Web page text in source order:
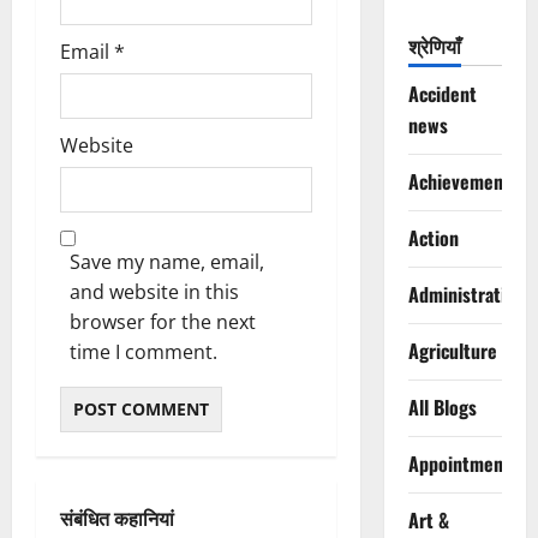
Email *
Website
Save my name, email,
and website in this
browser for the next
time I comment.
संबंधित कहानियां
श्रेणियाँ
Accident
news
Achievements
Action
Administration
Agriculture
All Blogs
Appointments
Art &